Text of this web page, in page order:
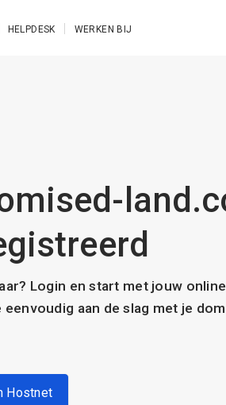
HELPDESK WERKEN BIJ
Login en start met jouw
eenvoudig aan de slag met je
Hostnet